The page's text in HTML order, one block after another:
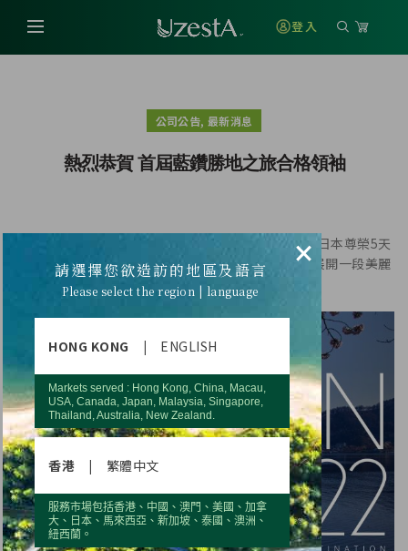
登入
公司公告, 最新消息
熱烈恭賀 首屆藍鑽勝地之旅合格領袖
您準備好和優世德一起環遊世界了嗎？獨家安排的『日本尊榮5天
4夜之旅』，公司將於日本開放邊境及旅遊後，和您展開一段美麗
×
請選擇您欲造訪的地區及語言
Please select the region | language
HONG KONG | ENGLISH
Markets served : Hong Kong, China, Macau,
USA, Canada, Japan, Malaysia, Singapore,
Thailand, Australia, New Zealand.
香港 | 繁體中文
服務市場包括香港、中國、澳門、美國、加拿
大、日本、馬來西亞、新加坡、泰國、澳洲、
紐西蘭。